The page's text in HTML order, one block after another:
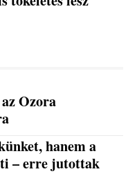
Ozora
hanem a
– erre jutottak